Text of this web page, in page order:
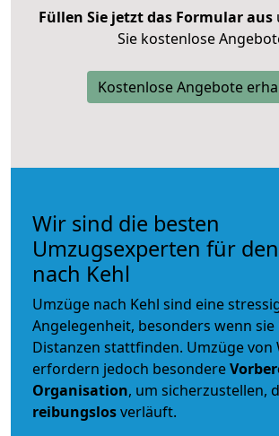
Füllen Sie jetzt das Formular aus
Sie kostenlose
Kostenlose Angebote
Wir sind die besten
Umzugsexperten für
nach Kehl
Umzüge nach Kehl sind eine
Angelegenheit, besonders wenn
Distanzen stattfinden. Umzüge von
erfordern jedoch besondere
Organisation, um sicherzustellen,
reibungslosverläuft.